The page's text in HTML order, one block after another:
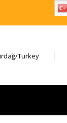
Turkey